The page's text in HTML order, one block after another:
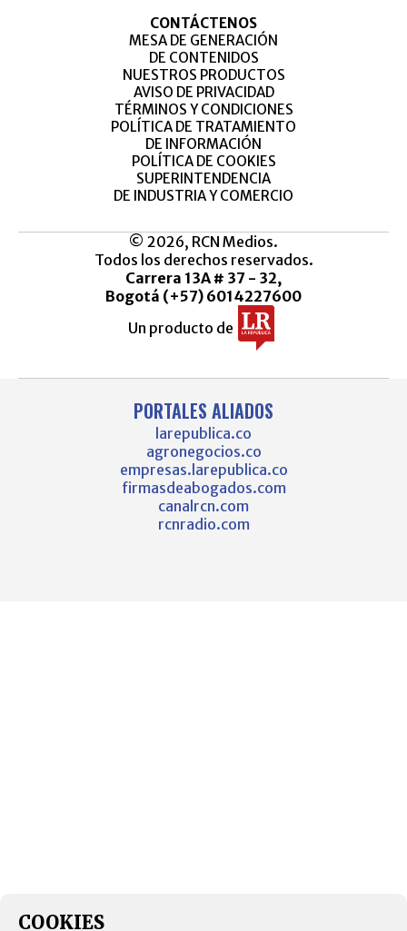
CONTÁCTENOS
MESA DE GENERACIÓN
DE CONTENIDOS
NUESTROS PRODUCTOS
AVISO DE PRIVACIDAD
TÉRMINOS Y CONDICIONES
POLÍTICA DE TRATAMIENTO
DE INFORMACIÓN
POLÍTICA DE COOKIES
SUPERINTENDENCIA
DE INDUSTRIA Y COMERCIO
© 2026, RCN Medios.
Todos los derechos reservados.
Carrera 13A # 37 - 32,
Bogotá (+57) 6014227600
Un producto de
PORTALES ALIADOS
larepublica.co
agronegocios.co
empresas.larepublica.co
firmasdeabogados.com
canalrcn.com
rcnradio.com
COOKIES